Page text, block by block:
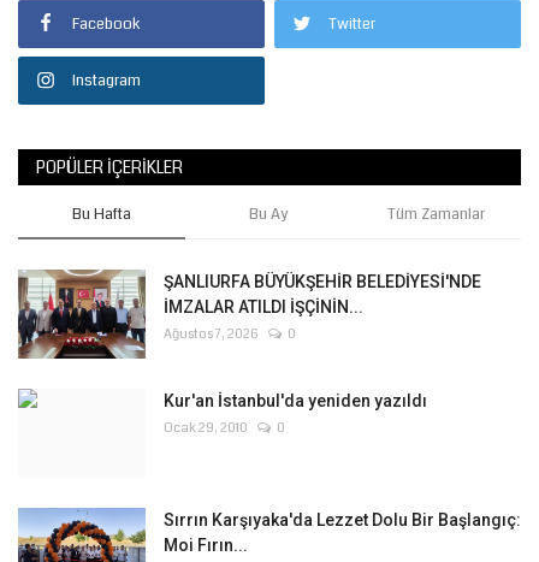
Facebook Twitter
Instagram
POPÜLER İÇERIKLER
Bu Hafta Bu Ay Tüm Zamanlar
ŞANLIURFA BÜYÜKŞEHİR BELEDİYESİ'NDE
İMZALAR ATILDI İŞÇİNİN...
Ağustos 7, 2026 0
Kur'an İstanbul'da yeniden yazıldı
Ocak 29, 2010 0
Sırrın Karşıyaka'da Lezzet Dolu Bir Başlangıç:
Moi Fırın...